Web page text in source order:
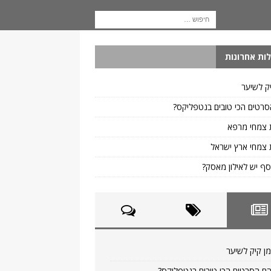
אחרונות
לשיער
הכי טובים בנטפליקס?
צמחי מרפא
צמחי ארץ ישראל
יש לאילון מאסק?
קיק לשיער